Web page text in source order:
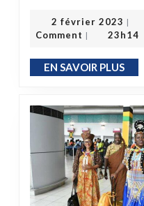
2 février 2023 |
Comment | 23h14
EN SAVOIR PLUSEN SAVOIR PLUS